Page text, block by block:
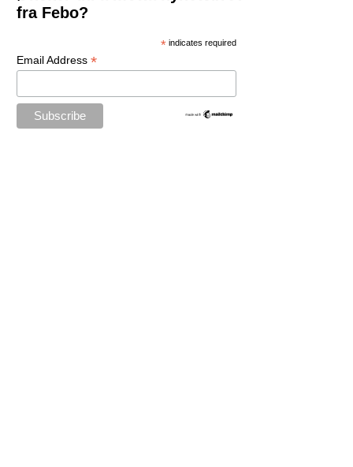
fra Febo?
* indicates required
Email Address *